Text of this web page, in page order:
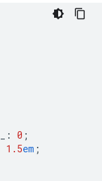
: 0 ;
1.5em ;